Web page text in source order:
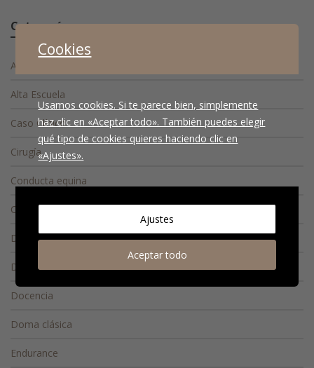
Categorías
Actualidad
Alta Escuela
Caso Clínico
Cirugía
Conducta equina
Consejos
Diagnóstico
Diagnóstico diferencial
Docencia
Doma clásica
Endurance
Cookies
Usamos cookies. Si te parece bien, simplemente
haz clic en «Aceptar todo». También puedes elegir
qué tipo de cookies quieres haciendo clic en
«Ajustes».
Ajustes
Aceptar todo